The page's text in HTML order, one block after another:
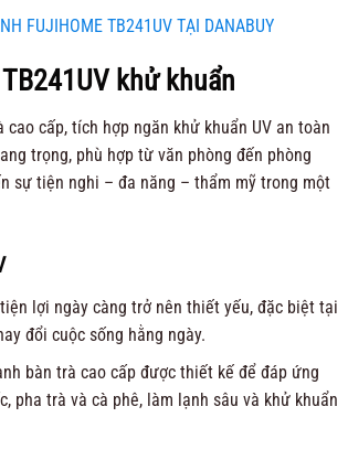
FUJIHOME TB241UV TẠI DANABUY
khử khuẩn
cấp, tích hợp ngăn khử khuẩn UV an toàn
trọng, phù hợp từ văn phòng đến phòng
sự tiện nghi – đa năng – thẩm mỹ trong một
lợi ngày càng trở nên thiết yếu, đặc biệt tại
đổi cuộc sống hằng ngày.
bàn trà cao cấp được thiết kế để đáp ứng
pha trà và cà phê, làm lạnh sâu và khử khuẩn